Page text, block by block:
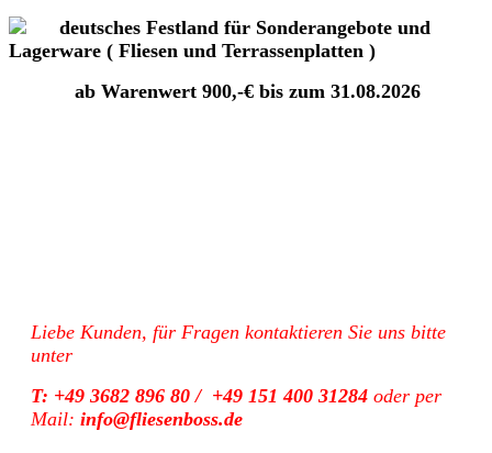
deutsches Festland für Sonderangebote und
Lagerware ( Fliesen und Terrassenplatten )
ab Warenwert 900,-€ bis zum 31.08.2026
Liebe Kunden, für Fragen kontaktieren Sie uns bitte
unter
T: +49 3682 896 80 / +49 151 400 31284 oder per
Mail: info@fliesenboss.de